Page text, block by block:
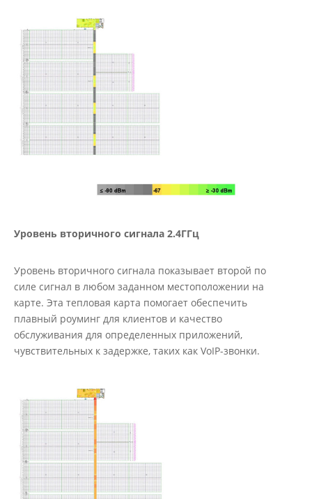
Уровень вторичного сигнала 2.4ГГц
Уровень вторичного сигнала показывает второй по
силе сигнал в любом заданном местоположении на
карте. Эта тепловая карта помогает обеспечить
плавный роуминг для клиентов и качество
обслуживания для определенных приложений,
чувствительных к задержке, таких как VoIP-звонки.